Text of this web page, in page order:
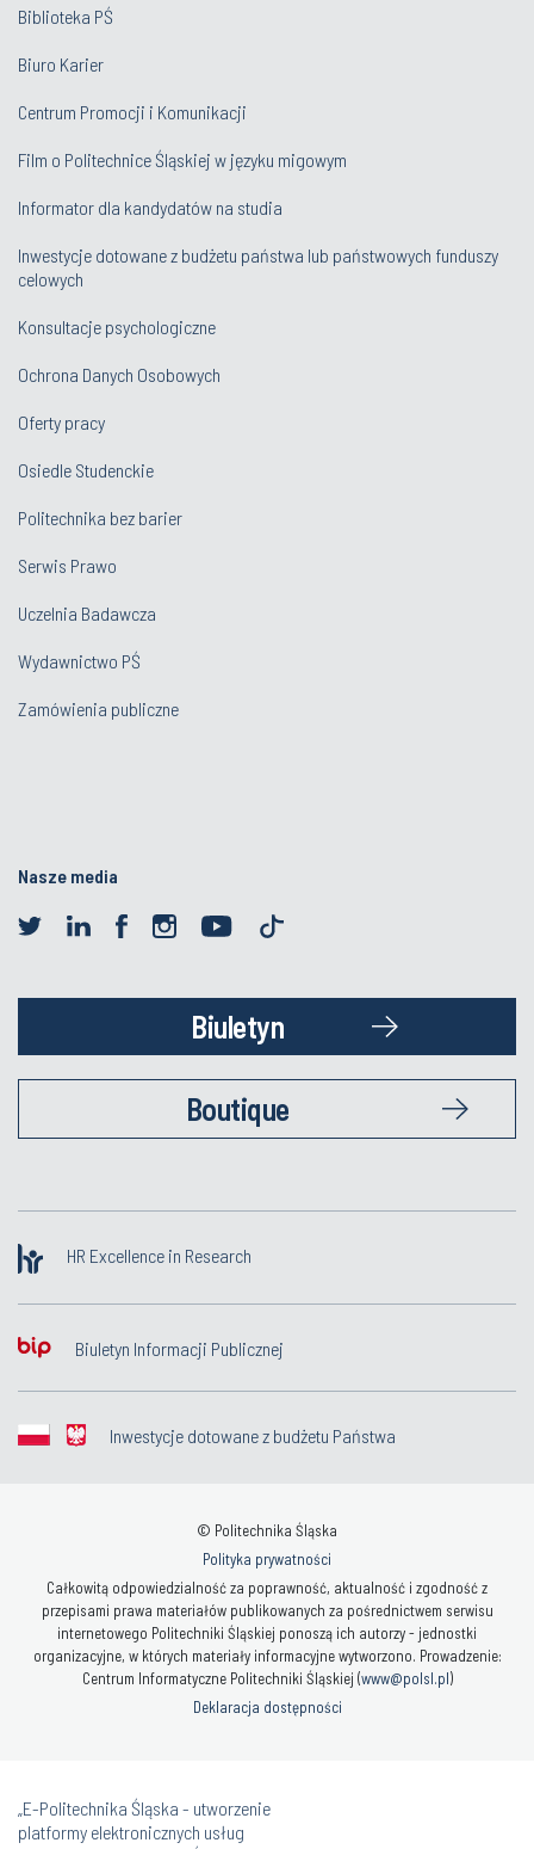
Biblioteka PŚ
Biuro Karier
Centrum Promocji i Komunikacji
Film o Politechnice Śląskiej w języku migowym
Informator dla kandydatów na studia
Inwestycje dotowane z budżetu państwa lub państwowych funduszy
celowych
Konsultacje psychologiczne
Ochrona Danych Osobowych
Oferty pracy
Osiedle Studenckie
Politechnika bez barier
Serwis Prawo
Uczelnia Badawcza
Wydawnictwo PŚ
Zamówienia publiczne
Nasze media
Biuletyn
Boutique
HR Excellence in Research
Biuletyn Informacji Publicznej
Inwestycje dotowane z budżetu Państwa
© Politechnika Śląska
Polityka prywatności
Całkowitą odpowiedzialność za poprawność, aktualność i zgodność z
przepisami prawa materiałów publikowanych za pośrednictwem serwisu
internetowego Politechniki Śląskiej ponoszą ich autorzy - jednostki
organizacyjne, w których materiały informacyjne wytworzono. Prowadzenie:
Centrum Informatyczne Politechniki Śląskiej (www@polsl.pl)
Deklaracja dostępności
„E-Politechnika Śląska - utworzenie
platformy elektronicznych usług